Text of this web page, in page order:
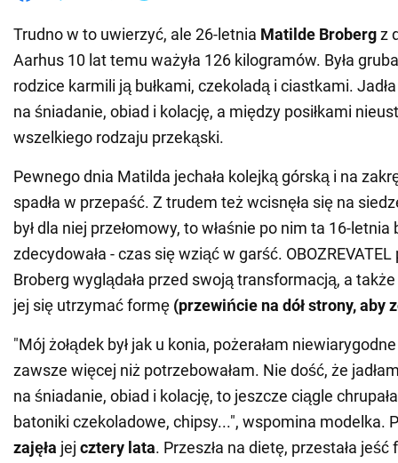
Trudno w to uwierzyć, ale 26-letnia Matilde Brobergz
Aarhus 10 lat temu ważyła 126 kilogramów. Była
rodzice karmili ją bułkami, czekoladą i ciastkami.
na śniadanie, obiad i kolację, a między posiłkami
wszelkiego rodzaju przekąski.
Pewnego dnia Matilda jechała kolejką górską i na
spadła w przepaść. Z trudem też wcisnęła się na
był dla niej przełomowy, to właśnie po nim ta 16-letnia
zdecydowała - czas się wziąć w garść.
Broberg wyglądała przed swoją transformacją, a
jej się utrzymać formę (przewińcie na dół strony, aby
"Mój żołądek był jak u konia, pożerałam
zawsze więcej niż potrzebowałam. Nie dość, że
na śniadanie, obiad i kolację, to jeszcze ciągle
batoniki czekoladowe, chipsy...", wspomina modelka.
zajęła jej cztery lata. Przeszła na dietę, przestała jeść